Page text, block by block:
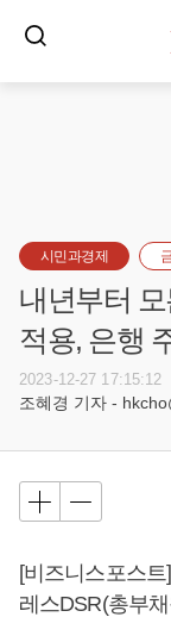
시민과경제
내년부터
적용, 은행
2023-12-27 17:15:12
조혜경 기자 -
[비즈니스포스
레스DSR(총부